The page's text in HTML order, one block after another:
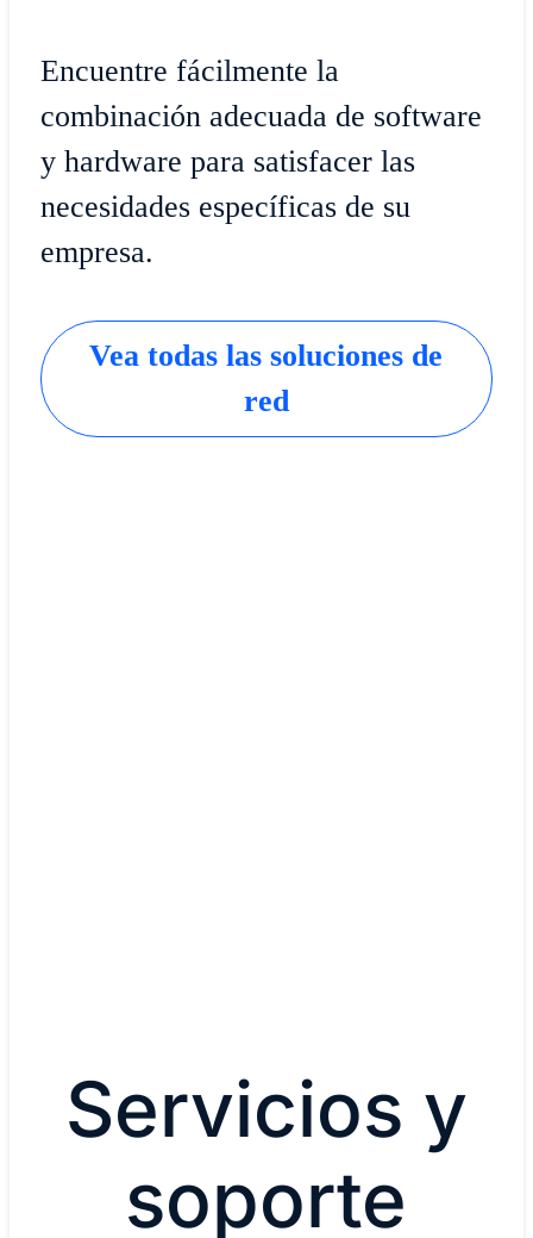
Encuentre fácilmente la
combinación adecuada de software
y hardware para satisfacer las
necesidades específicas de su
empresa.
Vea todas las soluciones de
red
Servicios y
soporte